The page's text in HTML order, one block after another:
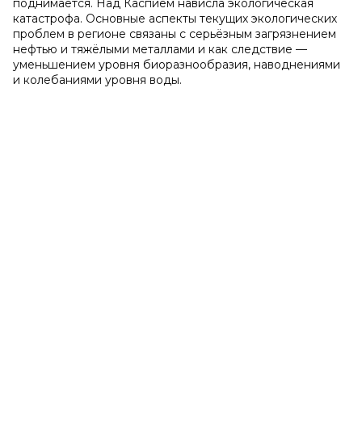
поднимается. Над Каспием нависла экологическая
катастрофа. Основные аспекты текущих экологических
проблем в регионе связаны с серьёзным загрязнением
нефтью и тяжёлыми металлами и как следствие —
уменьшением уровня биоразнообразия, наводнениями
и колебаниями уровня воды.